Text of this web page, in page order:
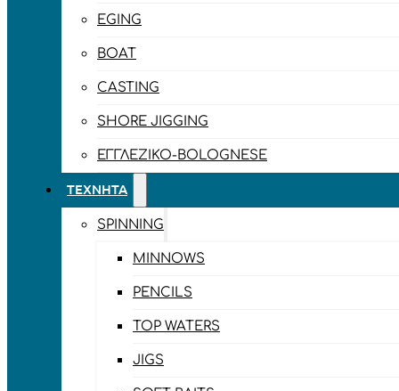
EGING
BOAT
CASTING
SHORE JIGGING
ΕΓΓΛΈΖΙΚΟ-BOLOGNESE
ΤΕΧΝΗΤΆ
SPINNING
MINNOWS
PENCILS
TOP WATERS
JIGS